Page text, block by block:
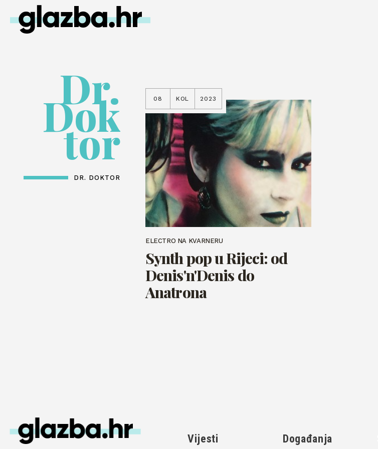
Dr.
Dok
tor
DR. DOKTOR
08 KOL 2023
ELECTRO NA KVARNERU
Synth pop u Rijeci: od
Denis'n'Denis do
Anatrona
Vijesti Događanja